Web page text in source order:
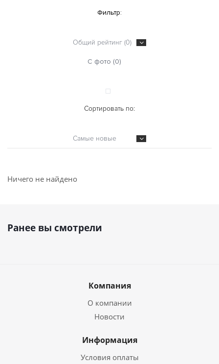
Фильтр:
Общий рейтинг (0)
С фото (0)
Сортировать по:
Самые новые
Ничего не найдено
Ранее вы смотрели
Компания
О компании
Новости
Информация
Условия оплаты